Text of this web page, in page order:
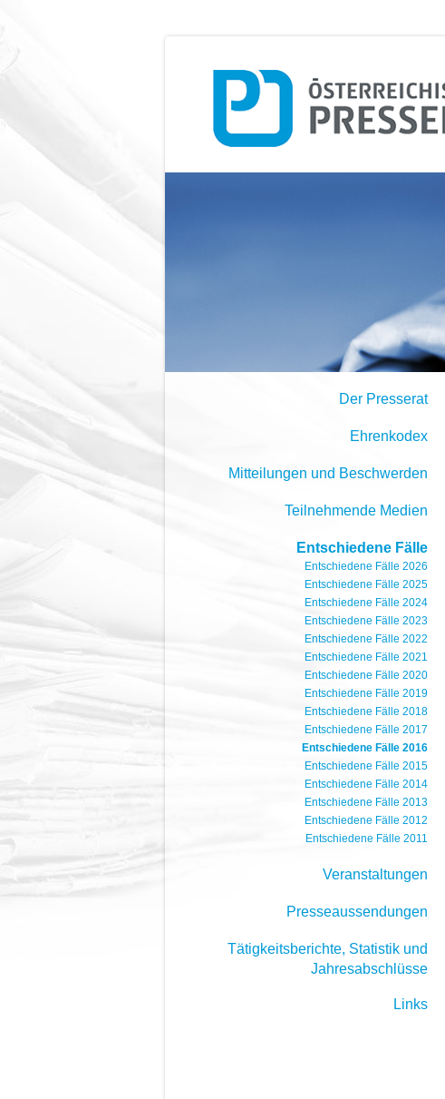
Der Presserat
Ehrenkodex
Mitteilungen und Beschwerden
Teilnehmende Medien
Entschiedene Fälle
Entschiedene Fälle 2026
Entschiedene Fälle 2025
Entschiedene Fälle 2024
Entschiedene Fälle 2023
Entschiedene Fälle 2022
Entschiedene Fälle 2021
Entschiedene Fälle 2020
Entschiedene Fälle 2019
Entschiedene Fälle 2018
Entschiedene Fälle 2017
Entschiedene Fälle 2016
Entschiedene Fälle 2015
Entschiedene Fälle 2014
Entschiedene Fälle 2013
Entschiedene Fälle 2012
Entschiedene Fälle 2011
Veranstaltungen
Presseaussendungen
Tätigkeitsberichte, Statistik und
Jahresabschlüsse
Links